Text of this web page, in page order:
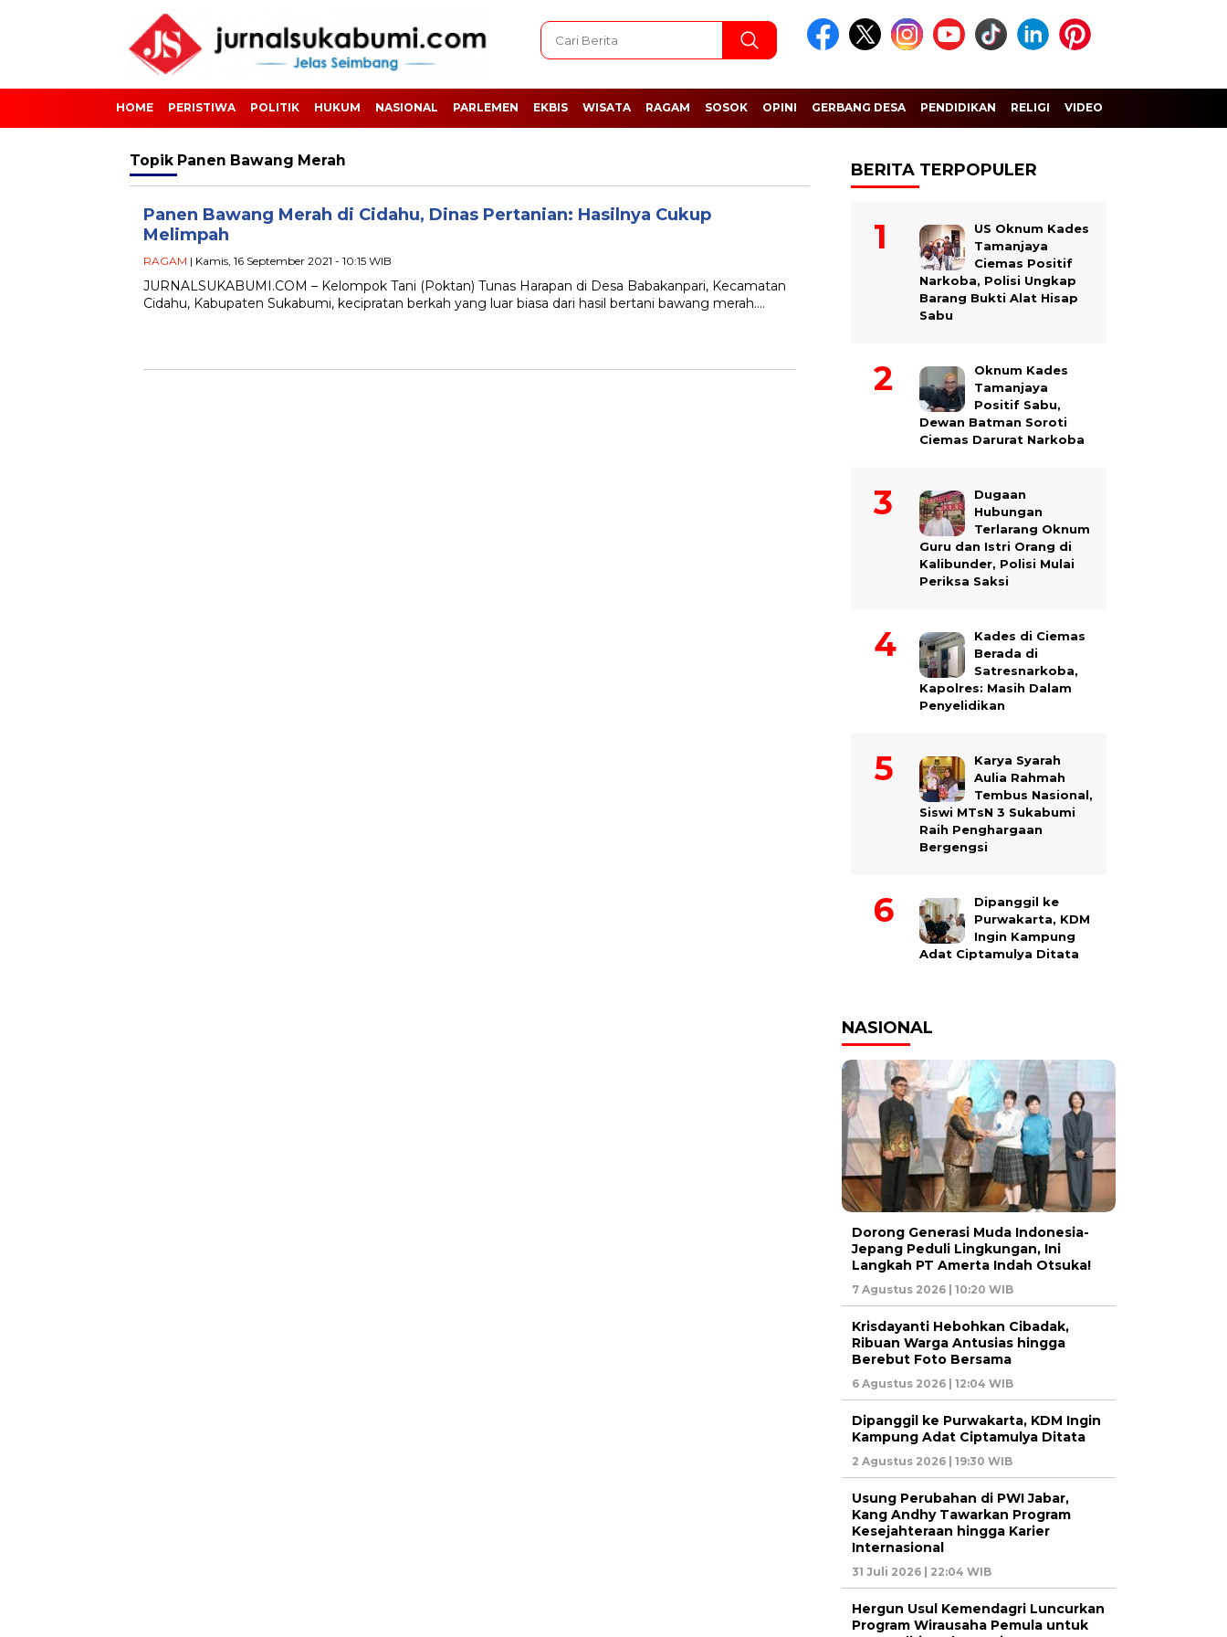
HOME PERISTIWA POLITIK HUKUM NASIONAL PARLEMEN EKBIS WISATA RAGAM SOSOK OPINI GERBANG DESA PENDIDIKAN RELIGI VIDEO
Topik Panen Bawang Merah
Panen Bawang Merah di Cidahu, Dinas Pertanian: Hasilnya Cukup
Melimpah
RAGAM | Kamis, 16 September 2021 - 10:15 WIB
JURNALSUKABUMI.COM – Kelompok Tani (Poktan) Tunas Harapan di Desa Babakanpari, Kecamatan
Cidahu, Kabupaten Sukabumi, kecipratan berkah yang luar biasa dari hasil bertani bawang merah….
BERITA TERPOPULER
US Oknum Kades
Tamanjaya
Ciemas Positif
Narkoba, Polisi Ungkap
Barang Bukti Alat Hisap
Sabu
Oknum Kades
Tamanjaya
Positif Sabu,
Dewan Batman Soroti
Ciemas Darurat Narkoba
Dugaan
Hubungan
Terlarang Oknum
Guru dan Istri Orang di
Kalibunder, Polisi Mulai
Periksa Saksi
Kades di Ciemas
Berada di
Satresnarkoba,
Kapolres: Masih Dalam
Penyelidikan
Karya Syarah
Aulia Rahmah
Tembus Nasional,
Siswi MTsN 3 Sukabumi
Raih Penghargaan
Bergengsi
Dipanggil ke
Purwakarta, KDM
Ingin Kampung
Adat Ciptamulya Ditata
NASIONAL
Dorong Generasi Muda Indonesia-
Jepang Peduli Lingkungan, Ini
Langkah PT Amerta Indah Otsuka!
7 Agustus 2026 | 10:20 WIB
Krisdayanti Hebohkan Cibadak,
Ribuan Warga Antusias hingga
Berebut Foto Bersama
6 Agustus 2026 | 12:04 WIB
Dipanggil ke Purwakarta, KDM Ingin
Kampung Adat Ciptamulya Ditata
2 Agustus 2026 | 19:30 WIB
Usung Perubahan di PWI Jabar,
Kang Andhy Tawarkan Program
Kesejahteraan hingga Karier
Internasional
31 Juli 2026 | 22:04 WIB
Hergun Usul Kemendagri Luncurkan
Program Wirausaha Pemula untuk